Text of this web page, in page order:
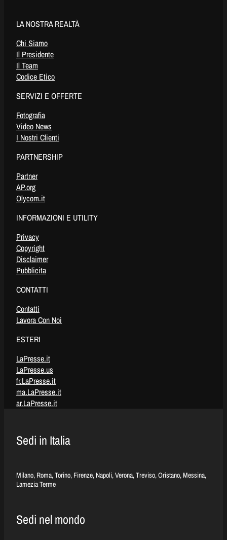
LA NOSTRA REALTÀ
Chi Siamo
Il Presidente
Il Team
Codice Etico
SERVIZI E OFFERTE
Fotografia
Video News
I Nostri Clienti
PARTNERSHIP
Partner
AP.org
Olycom.it
INFORMAZIONI E UTILITY
Privacy
Copyright
Disclaimer
Pubblicita
CONTATTI
Contatti
Lavora Con Noi
ESTERI
LaPresse.it
LaPresse.us
fr.LaPresse.it
ma.LaPresse.it
ar.LaPresse.it
Sedi in Italia
Milano, Roma, Torino, Firenze, Napoli, Verona, Treviso, Oristano, Messina,
Lamezia Terme
Sedi nel mondo